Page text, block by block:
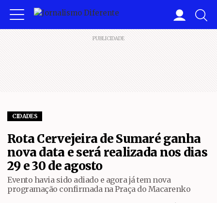
PUBLICIDADE
CIDADES
Rota Cervejeira de Sumaré ganha
nova data e será realizada nos dias
29 e 30 de agosto
Evento havia sido adiado e agora já tem nova
programação confirmada na Praça do Macarenko